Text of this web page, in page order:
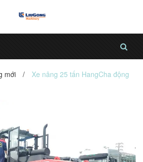
mới /
Xe nâng 25 tấn HangCha động